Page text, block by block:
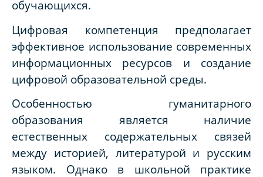
обучающихся.
Цифровая компетенция предполагает
эффективное использование современных
информационных ресурсов и создание
цифровой образовательной среды.
Особенностью гуманитарного
образования является наличие
естественных содержательных связей
между историей, литературой и русским
языком. Однако в школьной практике